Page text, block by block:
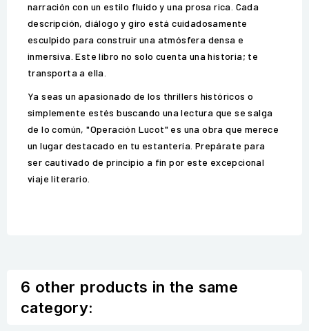
narración con un estilo fluido y una prosa rica. Cada
descripción, diálogo y giro está cuidadosamente
esculpido para construir una atmósfera densa e
inmersiva. Este libro no solo cuenta una historia; te
transporta a ella.
Ya seas un apasionado de los thrillers históricos o
simplemente estés buscando una lectura que se salga
de lo común, "Operación Lucot" es una obra que merece
un lugar destacado en tu estantería. Prepárate para
ser cautivado de principio a fin por este excepcional
viaje literario.
6 other products in the same
category: